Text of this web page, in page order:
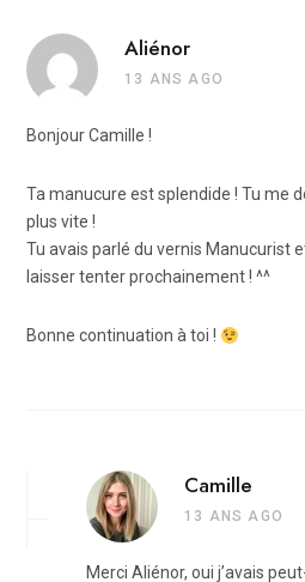
Aliénor
13 ANS AGO
Bonjour Camille !
Ta manucure est splendide ! Tu me
plus vite !
Tu avais parlé du vernis Manucurist
laisser tenter prochainement ! ^^
Bonne continuation à toi !
Camille
13 ANS AGO
Merci Aliénor, oui j’avais